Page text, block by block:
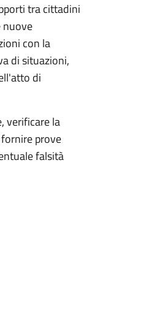
tra cittadini
nuove
con la
di situazioni,
di
verificare la
prove
falsità